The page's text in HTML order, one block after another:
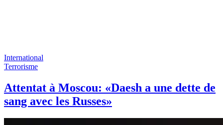
International
Terrorisme
Attentat à Moscou: «Daesh a une dette de
sang avec les Russes»